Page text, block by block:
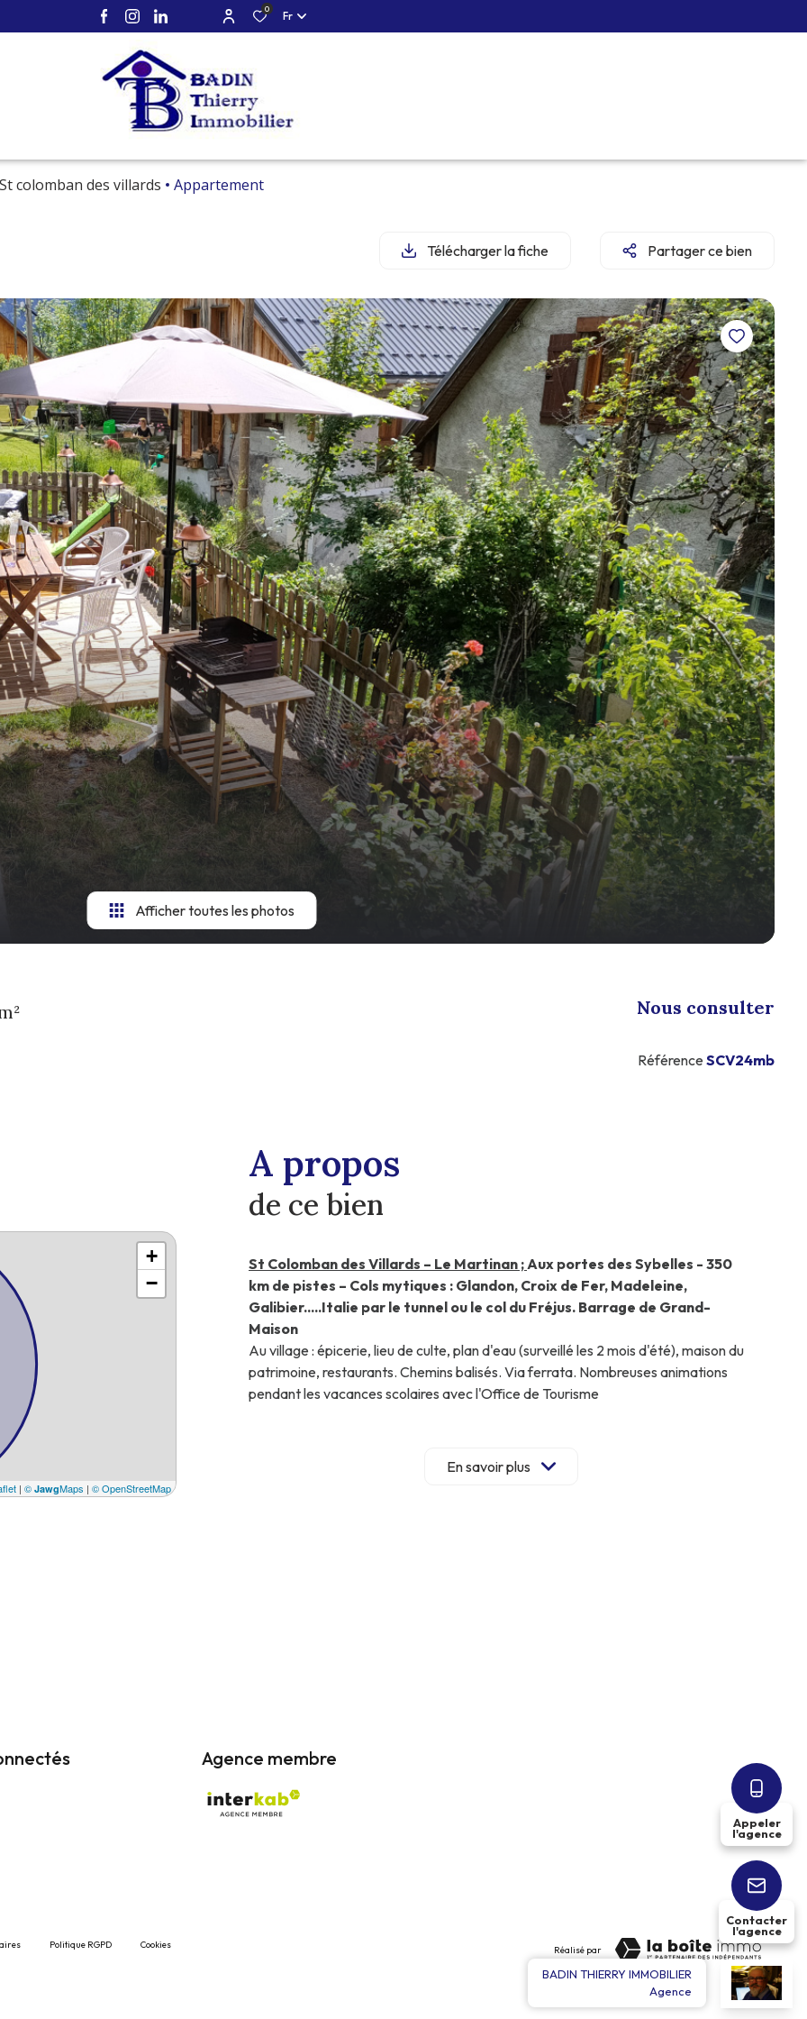
0
Fr
St colomban des villards Appartement
BADIN THIERRY IMMOBILIER
Agence
Appeler
l'agence
Contacter
l'agence
Télécharger la fiche Partager ce bien
Afficher toutes les photos
Nous consulter
Référence SCV24mb
+
−
| © JawgMaps | © OpenStreetMap
A propos
de ce bien
St Colomban des Villards – Le Martinan ;Aux portes des Sybelles - 350
km de pistes – Cols mytiques : Glandon, Croix de Fer, Madeleine,
Galibier.....Italie par le tunnel ou le col du Fréjus. Barrage de Grand-
Maison
Au village : épicerie, lieu de culte, plan d'eau (surveillé les 2 mois d'été), maison du
patrimoine, restaurants. Chemins balisés. Via ferrata. Nombreuses animations
pendant les vacances scolaires avec l'Office de Tourisme
T3 Grand confort 60 m2, rez de jardin avec terrasse et mobilier de
Cuisine équipéeouverte sur terrasse : (réfrigérateur avec petit
En savoir plus
Agence membre
Politique RGPD Cookies Réalisé par